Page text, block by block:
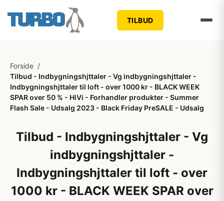
TILBUD
Forside /
Tilbud - Indbygningshjttaler - Vg indbygningshjttaler -
Indbygningshjttaler til loft - over 1000 kr - BLACK WEEK
SPAR over 50 % - HiVi - Forhandler produkter - Summer
Flash Sale - Udsalg 2023 - Black Friday PreSALE - Udsalg
Tilbud - Indbygningshjttaler - Vg
indbygningshjttaler -
Indbygningshjttaler til loft - over
1000 kr - BLACK WEEK SPAR over